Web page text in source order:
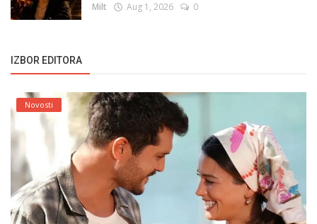
Milt Aug 1, 2026 0
IZBOR EDITORA
Novosti